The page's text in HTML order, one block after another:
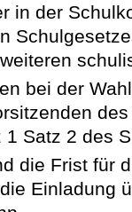
in der
bei der
1 Satz 2 des
die Frist für
Einladung